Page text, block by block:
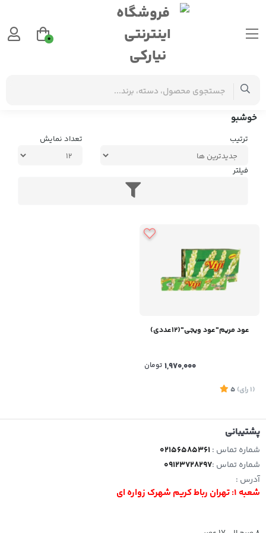
برچسب‌ها خوشبو
خوشبو
ترتیب تعداد نمایش
فیلتر
عود مریم"عود ویجی"(12عددی)
1,970,000 تومان
(1 رای)
5
پشتیبانی
شماره تماس :02156585361
شماره تماس :09123728297
آدرس :
شعبه 1: تهران رباط کریم شهرک زواره ای
0